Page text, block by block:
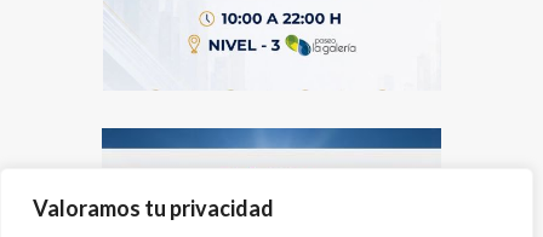
Valoramos tu privacidad